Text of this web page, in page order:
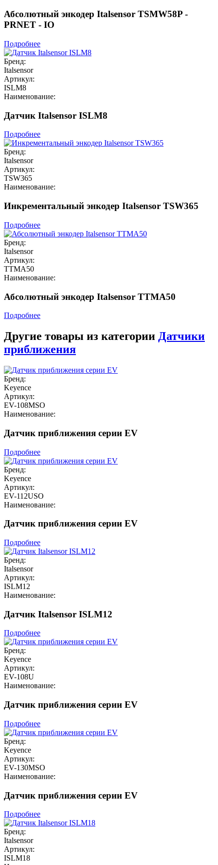
Абсолютный энкодер Italsensor TSMW58P -
PRNET - IO
Подробнее
Бренд:
Italsensor
Артикул:
ISLM8
Наименование:
Датчик Italsensor ISLM8
Подробнее
Бренд:
Italsensor
Артикул:
TSW365
Наименование:
Инкрементальный энкодер Italsensor TSW365
Подробнее
Бренд:
Italsensor
Артикул:
TTMA50
Наименование:
Абсолютный энкодер Italsensor TTMA50
Подробнее
Другие товары из категории Датчики
приближения
Бренд:
Keyence
Артикул:
EV-108MSO
Наименование:
Датчик приближения серии EV
Подробнее
Бренд:
Keyence
Артикул:
EV-112USO
Наименование:
Датчик приближения серии EV
Подробнее
Бренд:
Italsensor
Артикул:
ISLM12
Наименование:
Датчик Italsensor ISLM12
Подробнее
Бренд:
Keyence
Артикул:
EV-108U
Наименование:
Датчик приближения серии EV
Подробнее
Бренд:
Keyence
Артикул:
EV-130MSO
Наименование:
Датчик приближения серии EV
Подробнее
Бренд:
Italsensor
Артикул:
ISLM18